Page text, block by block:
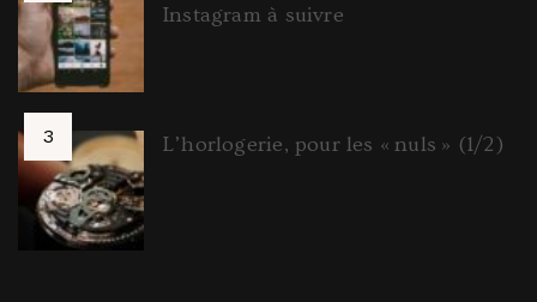
Instagram à suivre
L’horlogerie, pour les « nuls » (1/2)